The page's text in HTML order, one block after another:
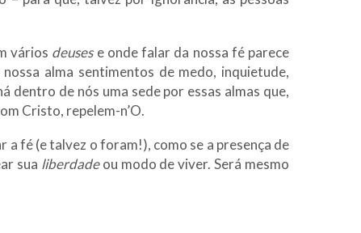
vários deusese onde falar da nossa fé parece
alma sentimentos de medo, inquietude,
dentro de nós uma sede por essas almas que,
Cristo, repelem-n’O.
fé (e talvez o foram!), como se a presença de
sua liberdadeou modo de viver. Será mesmo